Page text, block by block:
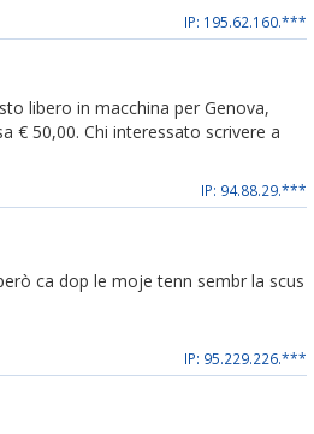
IP: 195.62.160.***
libero in macchina per Genova,
€ 50,00. Chi interessato scrivere a
IP: 94.88.29.***
ca dop le moje tenn sembr la scus
IP: 95.229.226.***